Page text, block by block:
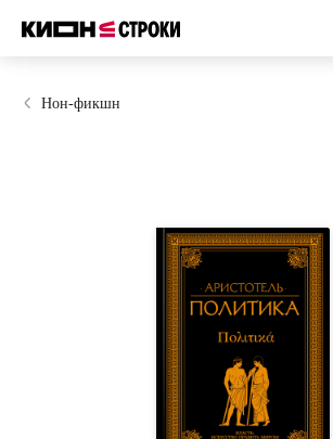
Нон-фикшн